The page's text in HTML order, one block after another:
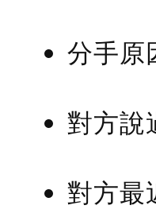
分手原
對方說
對方最